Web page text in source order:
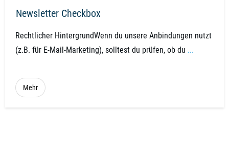
Newsletter Checkbox
Rechtlicher HintergrundWenn du unsere Anbindungen nutzt
(z.B. für E-Mail-Marketing), solltest du prüfen, ob du ...
Mehr